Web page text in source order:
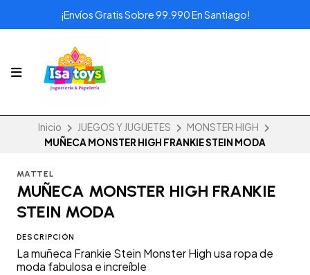
¡Envíos Gratis Sobre 99.990 En Santiago!
Inicio JUEGOS Y JUGUETES
MONSTER HIGH
MUÑECA MONSTER HIGH FRANKIE STEIN MODA
MATTEL
MUÑECA MONSTER HIGH FRANKIE
STEIN MODA
DESCRIPCIÓN
La muñeca Frankie Stein Monster High usa ropa de
moda fabulosa e increíble